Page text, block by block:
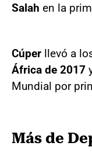
Salah en la
Cúper llevó a
África de 2017
Mundial por
Más de